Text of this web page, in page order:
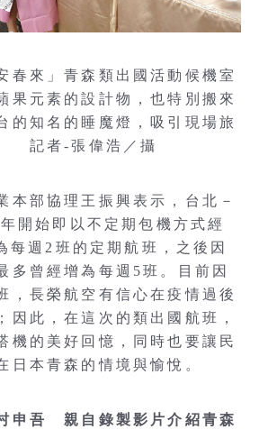
春來」青森類出國活動候機室
果元素的設計物，也特別搬來
的知名的睡魔燈，吸引現場旅
記者-張偉浩／攝
本部協理王振興表示，台北－
開始即以不定期包機方式經
每週2班的定期航班，之後因
多曾經增為每週5班。目前因
，長榮航空有信心在疫情過後
因此，在這次的類出國航班，
機的美好回憶，同時也要讓民
日本青森的情境與愉悅。
申吾 親自錄製影片介紹青森